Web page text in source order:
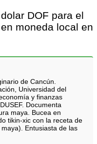
DOF para el
moneda local en
de Cancún.
Universidad del
y finanzas
Documenta
maya. Bucea en
tikin-xic con la receta de
Entusiasta de las